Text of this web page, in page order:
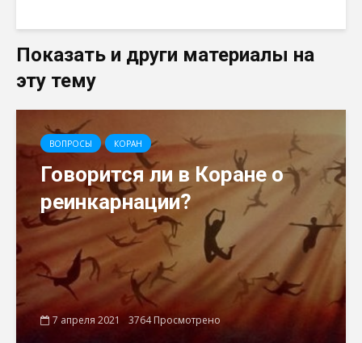
Показать и други материалы на
эту тему
ВОПРОСЫ КОРАН
Говорится ли в Коране о
реинкарнации?
7 апреля 2021 3764 Просмотрено